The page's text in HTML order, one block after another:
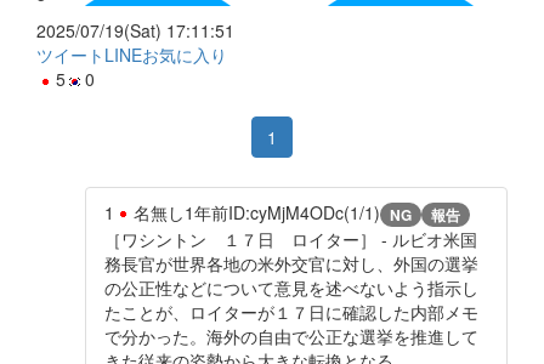
2025/07/19(Sat) 17:11:51
ツイート LINEお気に入り
5
0
1
1 名無し1年前ID:cyMjM4ODc(1/1) NG 報告
［ワシントン １７日 ロイター］ - ルビオ米国
務長官が世界各地の米外交官に対し、外国の選挙
の公正性などについて意見を述べないよう指示し
たことが、ロイターが１７日に確認した内部メモ
で分かった。海外の自由で公正な選挙を推進して